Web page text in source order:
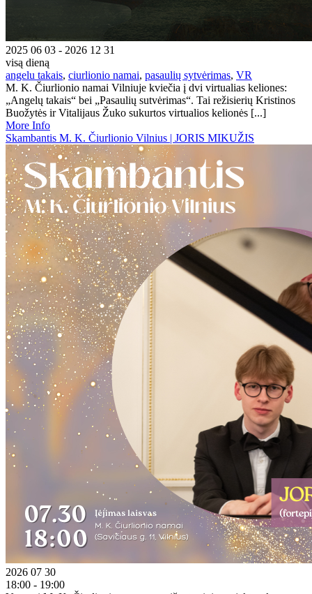
2025 06 03 - 2026 12 31
visą dieną
angelu takais, ciurlionio namai, pasaulių sytvėrimas, VR
M. K. Čiurlionio namai Vilniuje kviečia į dvi virtualias keliones:
„Angelų takais“ bei „Pasaulių sutvėrimas“. Tai režisierių Kristinos
Buožytės ir Vitalijaus Žuko sukurtos virtualios kelionės [...]
More Info
Skambantis M. K. Čiurlionio Vilnius | JORIS MIKUŽIS
2026 07 30
18:00 - 19:00